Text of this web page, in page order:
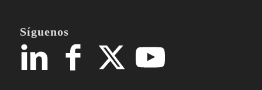
Síguenos